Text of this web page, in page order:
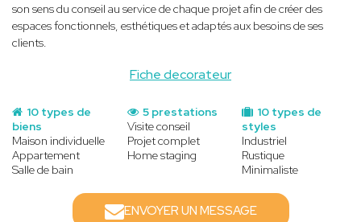
Fiche decorateur
son sens du conseil au service de chaque projet afin de créer des
espaces fonctionnels, esthétiques et adaptés aux besoins de ses
clients.
10 types de
biens
Maison individuelle
Appartement
Salle de bain
10 types de
styles
Industriel
Rustique
Minimaliste
5 prestations
Visite conseil
Projet complet
Home staging
ENVOYER UN MESSAGE